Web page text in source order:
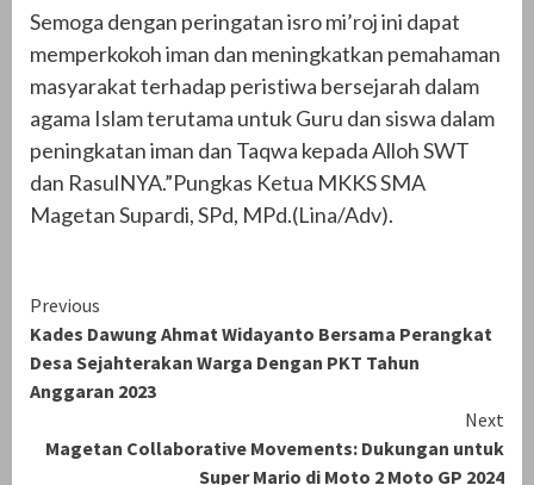
Semoga dengan peringatan isro mi’roj ini dapat
memperkokoh iman dan meningkatkan pemahaman
masyarakat terhadap peristiwa bersejarah dalam
agama Islam terutama untuk Guru dan siswa dalam
peningkatan iman dan Taqwa kepada Alloh SWT
dan RasulNYA.”Pungkas Ketua MKKS SMA
Magetan Supardi, SPd, MPd.(Lina/Adv).
Continue
Reading
Previous
Kades Dawung Ahmat Widayanto Bersama Perangkat
Desa Sejahterakan Warga Dengan PKT Tahun
Anggaran 2023
Next
Magetan Collaborative Movements: Dukungan untuk
Super Mario di Moto 2 Moto GP 2024